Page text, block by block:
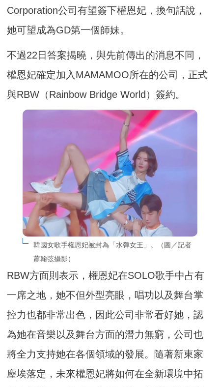
Corporation公司有望簽下權恩妃，換句話說，
她可望成為GD第一個師妹。
不過22日答案揭曉，與先前傳出的消息不同，
權恩妃確定加入MAMAMOO所在的公司，正式
與RBW（Rainbow Bridge World）簽約。
韓國女歌手權恩妃被封為「水彈女王」。（圖／記者
蕭翰弦攝影）
RBW方面則表示，權恩妃在SOLO歌手中占有
一席之地，她不但外型亮眼，唱功以及舞台掌
控力也都非常出色，因此公司非常看好她，認
為她在音樂以及舞台方面的潛力無窮，公司也
將全力支持她在各個領域的發展。隨著新東家
塵埃落定，未來權恩妃將如何在全新環境中拓